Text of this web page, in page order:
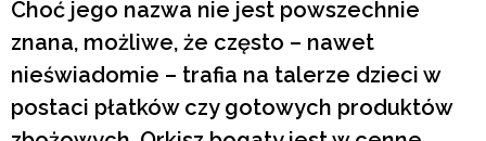
Choć jego nazwa nie jest powszechnie
znana, możliwe, że często – nawet
nieświadomie – trafia na talerze dzieci w
postaci płatków czy gotowych produktów